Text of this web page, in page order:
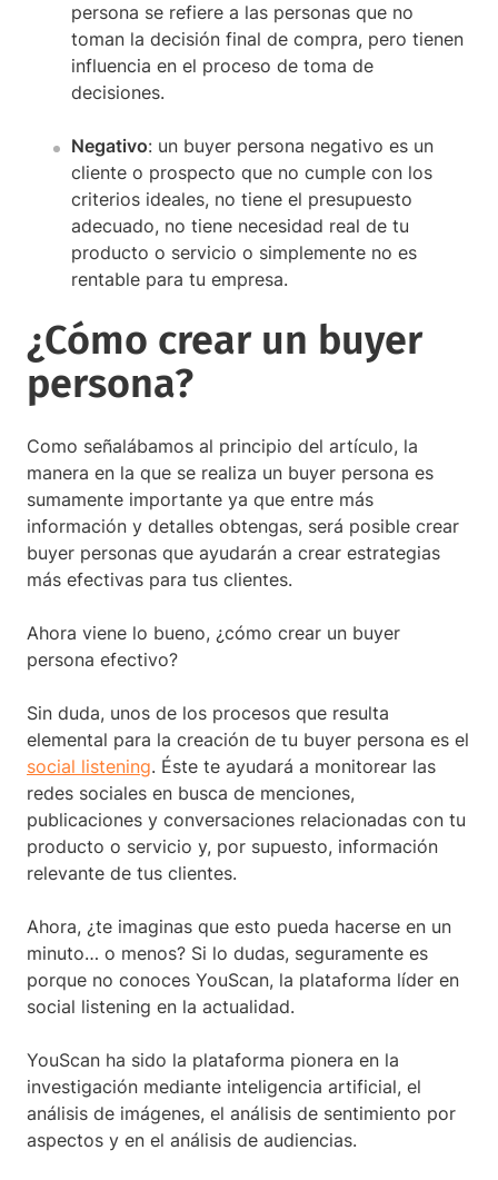
persona se refiere a las personas que no
toman la decisión final de compra, pero tienen
influencia en el proceso de toma de
decisiones.
Negativo: un buyer persona negativo es un
cliente o prospecto que no cumple con los
criterios ideales, no tiene el presupuesto
adecuado, no tiene necesidad real de tu
producto o servicio o simplemente no es
rentable para tu empresa.
¿Cómo crear un buyer
persona?
Como señalábamos al principio del artículo, la
manera en la que se realiza un buyer persona es
sumamente importante ya que entre más
información y detalles obtengas, será posible crear
buyer personas que ayudarán a crear estrategias
más efectivas para tus clientes.
Ahora viene lo bueno, ¿cómo crear un buyer
persona efectivo?
Sin duda, unos de los procesos que resulta
elemental para la creación de tu buyer persona es el
social listening. Éste te ayudará a monitorear las
redes sociales en busca de menciones,
publicaciones y conversaciones relacionadas con tu
producto o servicio y, por supuesto, información
relevante de tus clientes.
Ahora, ¿te imaginas que esto pueda hacerse en un
minuto… o menos? Si lo dudas, seguramente es
porque no conoces YouScan, la plataforma líder en
social listening en la actualidad.
YouScan ha sido la plataforma pionera en la
investigación mediante inteligencia artificial, el
análisis de imágenes, el análisis de sentimiento por
aspectos y en el análisis de audiencias.